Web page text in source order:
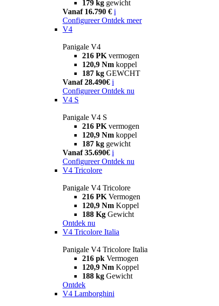
179 kg gewicht
Vanaf 16.790 € i
Configureer Ontdek meer
V4
Panigale V4
216 PK vermogen
120,9 Nm koppel
187 kg GEWCHT
Vanaf 28.490€ i
Configureer Ontdek nu
V4 S
Panigale V4 S
216 PK vermogen
120,9 Nm koppel
187 kg gewicht
Vanaf 35.690€ i
Configureer Ontdek nu
V4 Tricolore
Panigale V4 Tricolore
216 PK Vermogen
120,9 Nm Koppel
188 Kg Gewicht
Ontdek nu
V4 Tricolore Italia
Panigale V4 Tricolore Italia
216 pk Vermogen
120,9 Nm Koppel
188 kg Gewicht
Ontdek
V4 Lamborghini